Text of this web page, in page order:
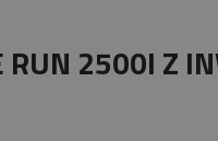
RUN 2500l Z